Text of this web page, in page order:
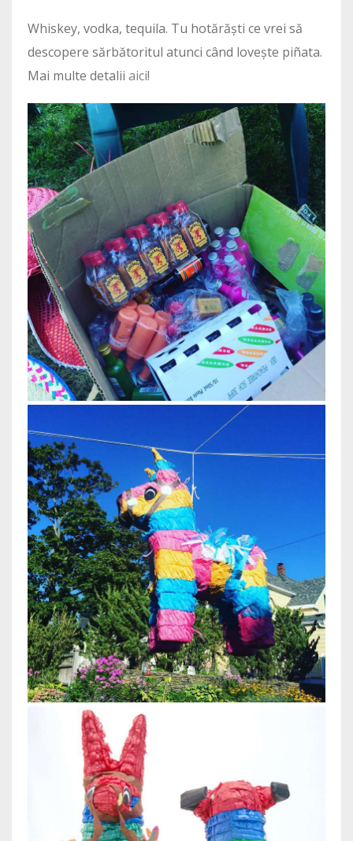
Whiskey, vodka, tequila. Tu hotărăști ce vrei să
descopere sărbătoritul atunci când lovește piñata.
Mai multe detalii aici!